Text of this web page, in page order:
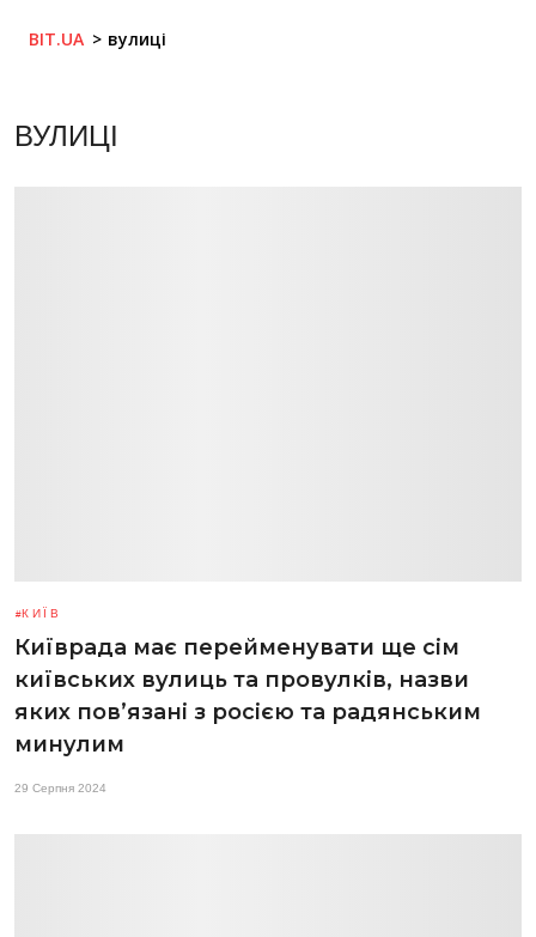
BIT.UA вулиці
ВУЛИЦІ
КИЇВ
Київрада має перейменувати ще сім
київських вулиць та провулків, назви
яких пов’язані з росією та радянським
минулим
29 Серпня 2024